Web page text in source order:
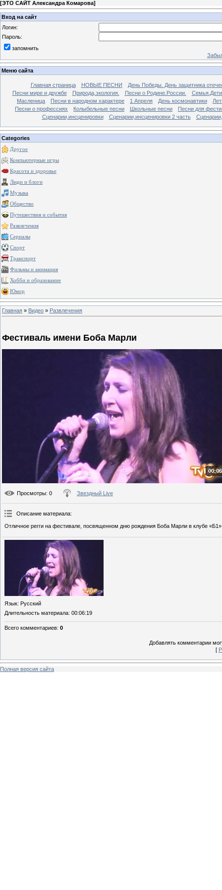
[ЭТО САЙТ Александра Комарова]
Вход на сайт
Логин:
Пароль:
запомнить
Меню сайта
Главная страница НОВЫЕ ПЕСНИ
День Победы. День защитника
Песни мире и дружбе
Природа,экология. Песни о Родине.России.
Масленица
Песни в народном характере 1 Апреля День космонавтики
Песни о профессиях
Колыбельные песни Школьные песни
Песни для
Сценарии,инсценировки
Сценарии,инсценировки 2 часть
Categories
Другое
Компьютерные игры
Красота и здоровье
Люди и блоги
Музыка
Общество
Путешествия и события
Развлечения
Сериалы
Спорт
Транспорт
Фильмы и анимация
Хобби и образование
Юмор
Главная » Видео » Развлечения
Фестиваль имени Боба Марли
Просмотры: 0 Звездный Live
Описание материала:
Отличное регги на фестивале, посвященном дню рождения Боба Марли в клубе
Язык: Русский
Длительность материала: 00:06:19
Всего комментариев: 0
Добавлять комментарии
[
Полная версия сайта